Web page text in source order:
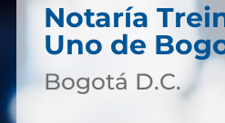
Notaría
Uno de
Bogotá D.C.